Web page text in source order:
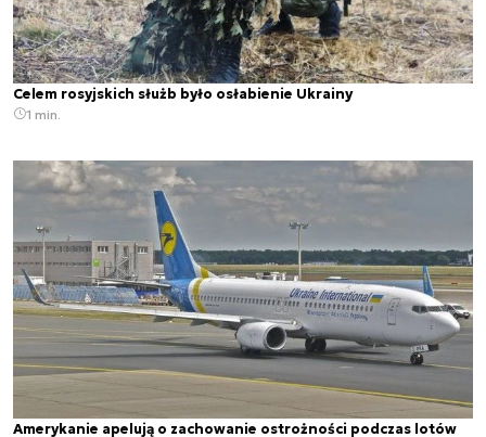
Celem rosyjskich służb było osłabienie Ukrainy
1 min.
Amerykanie apelują o zachowanie ostrożności podczas lotów